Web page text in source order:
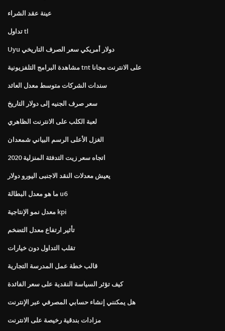
عينة عقد الشراء
تداول tl
Uyu دولار أمريكي سعر الصرف التاريخي
مشاهدة البرامج التلفزيونية tnt على الانترنت مجانا
سندات الشركات متوسط ​​معدل العائد
سعر صرف الجنيه إلى دولار التاريخ
لعبة الكلب على الانترنت الظاهري
الغزل الأعلى الرسم البياني شمعدان
اتجاه سعر زيت التدفئة المنزلية 2020
يعيش معدلات النقد الاجنبى اليورو دولار
ما هو معدل البطالة u6
معدل نمو الإنتاجية kpi
تأثير ارتفاع معدل التضخم
تقلب التداول دون خيارات
قالب خطة عمل المدرسة التجارية
كيف تؤثر السياسة النقدية على سعر الفائدة
هل يمكنني إنشاء حسابي المصرفي عبر الإنترنت
مزادات بندقية رخيصة على الانترنت